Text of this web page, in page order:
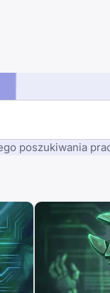
poszukiwania